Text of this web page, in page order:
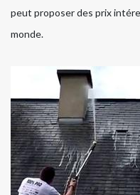
peut proposer des prix
monde.